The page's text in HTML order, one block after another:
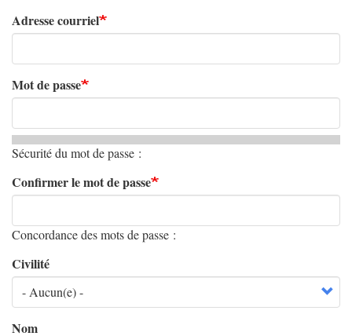
Adresse courriel
Mot de passe
Sécurité du mot de passe :
Confirmer le mot de passe
Concordance des mots de passe :
Civilité
Nom